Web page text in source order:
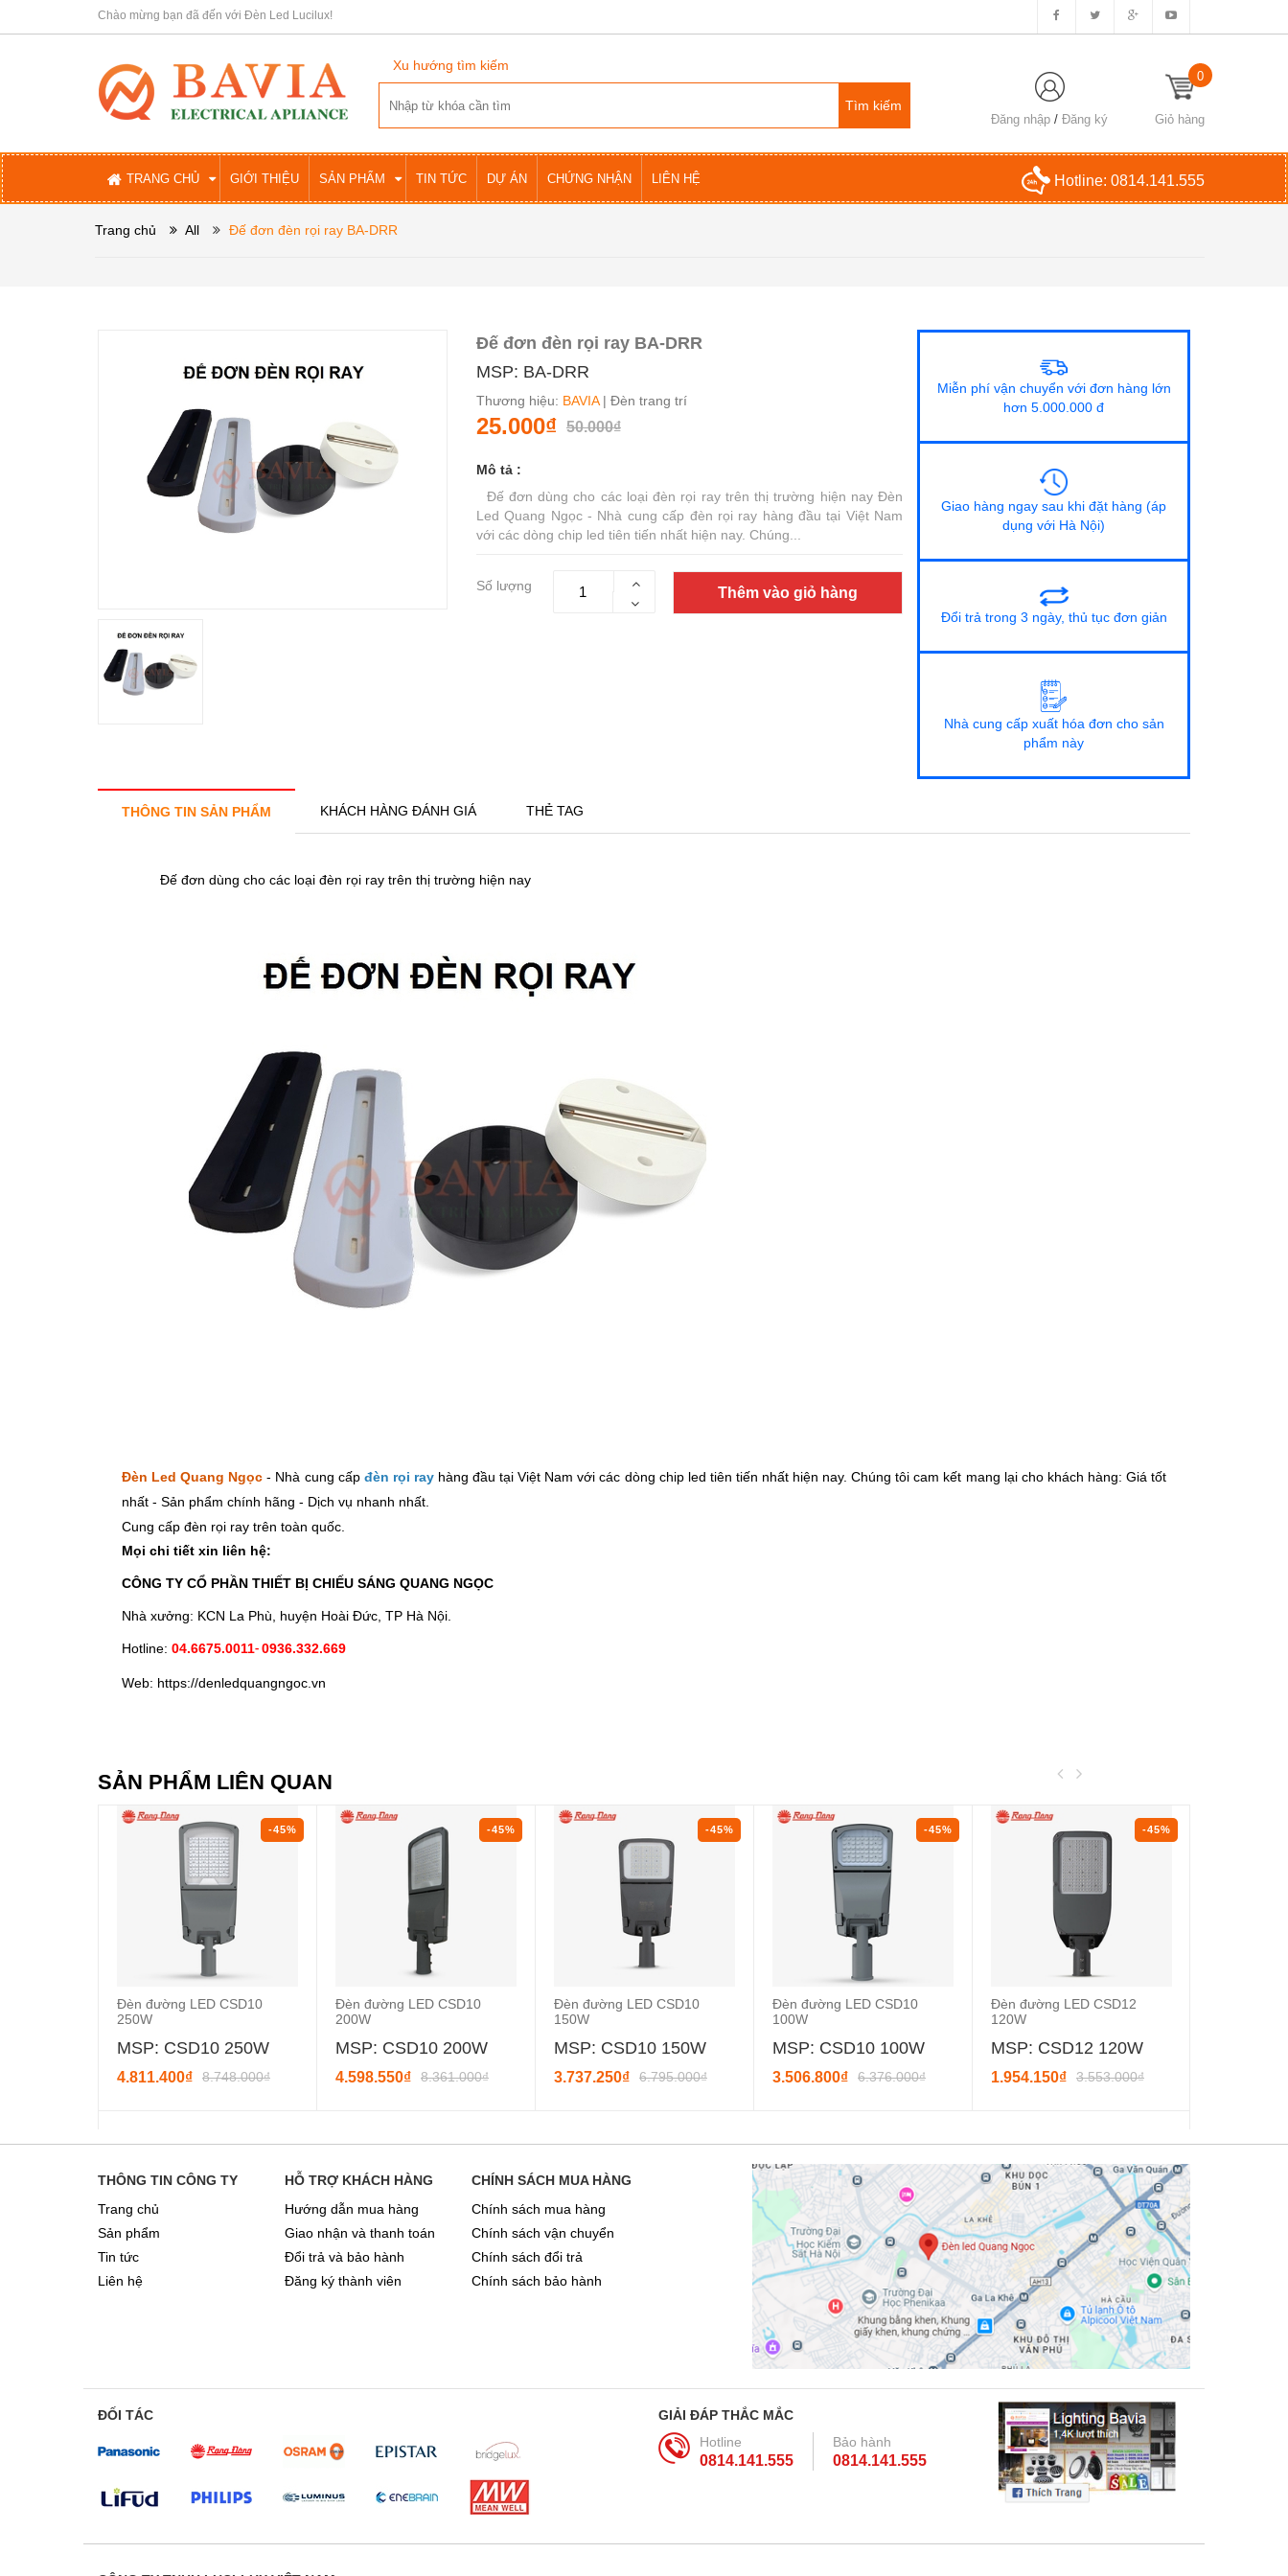
Chào mừng bạn đã đến với Đèn Led Lucilux!
Xu hướng tìm kiếm
Đăng nhập /Đăng ký Giỏ hàng
0
TRANG CHỦ GIỚI THIỆU SẢN PHẨM TIN TỨC DỰ ÁN CHỨNG NHẬN LIÊN HỆ Hotline: 0814.141.555
Trang chủ All Đế đơn đèn rọi ray BA-DRR
Đế đơn đèn rọi ray BA-DRR
MSP: BA-DRR
Thương hiệu: BAVIA| Đèn trang trí
25.000₫ 50.000₫
Mô tả :
Đế đơn dùng cho các loại đèn rọi ray trên thị trường hiện nay Đèn
Led Quang Ngọc - Nhà cung cấp đèn rọi ray hàng đầu tại Việt Nam
với các dòng chip led tiên tiến nhất hiện nay. Chúng...
Số lượng Thêm vào giỏ hàng
Miễn phí vận chuyển với đơn hàng lớn
hơn 5.000.000 đ
Giao hàng ngay sau khi đặt hàng (áp
dụng với Hà Nội)
Đổi trả trong 3 ngày, thủ tục đơn giản
Nhà cung cấp xuất hóa đơn cho sản
phẩm này
THÔNG TIN SẢN PHẨM KHÁCH HÀNG ĐÁNH GIÁ THẺ TAG
Đế đơn dùng cho các loại đèn rọi ray trên thị trường hiện nay
Đèn Led Quang Ngọc - Nhà cung cấp đèn rọi ray hàng đầu tại Việt Nam với các dòng chip led tiên tiến nhất hiện nay. Chúng tôi cam kết mang lại cho khách hàng: Giá tốt
nhất - Sản phẩm chính hãng - Dịch vụ nhanh nhất.
Cung cấp đèn rọi ray trên toàn quốc.
Mọi chi tiết xin liên hệ:
CÔNG TY CỔ PHẦN THIẾT BỊ CHIẾU SÁNG QUANG NGỌC
Nhà xưởng: KCN La Phù, huyện Hoài Đức, TP Hà Nội.
Hotline: 04.6675.0011- 0936.332.669
Web: https://denledquangngoc.vn
SẢN PHẨM LIÊN QUAN
-45%
Đèn đường LED CSD10
250W
MSP: CSD10 250W
4.811.400₫ 8.748.000₫
-45%
Đèn đường LED CSD10
200W
MSP: CSD10 200W
4.598.550₫ 8.361.000₫
-45%
Đèn đường LED CSD10
150W
MSP: CSD10 150W
3.737.250₫ 6.795.000₫
-45%
Đèn đường LED CSD10
100W
MSP: CSD10 100W
3.506.800₫ 6.376.000₫
-45%
Đèn đường LED CSD12
120W
MSP: CSD12 120W
1.954.150₫ 3.553.000₫
THÔNG TIN CÔNG TY
Trang chủ
Sản phẩm
Tin tức
Liên hệ
HỖ TRỢ KHÁCH HÀNG
Hướng dẫn mua hàng
Giao nhận và thanh toán
Đổi trả và bảo hành
Đăng ký thành viên
CHÍNH SÁCH MUA HÀNG
Chính sách mua hàng
Chính sách vận chuyển
Chính sách đổi trả
Chính sách bảo hành
ĐỐI TÁC
GIẢI ĐÁP THẮC MẮC
Hotline
0814.141.555
Bảo hành
0814.141.555